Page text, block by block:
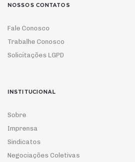
NOSSOS CONTATOS
Fale Conosco
Trabalhe Conosco
Solicitações LGPD
INSTITUCIONAL
Sobre
Imprensa
Sindicatos
Negociações Coletivas